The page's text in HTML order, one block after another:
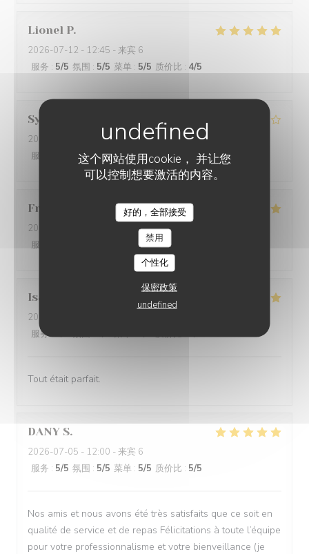
这个网站使用cookie， 并让您
可以控制想要激活的内容。
好的，全部接受
禁用
个性化
保密政策
undefined
Lionel P
2026-07-12 - 12:45 - 来宾 6
服务 : 5/5 氛围 : 5/5 菜单 : 5/5 质价比 : 4/5
Sylvie
2026-07-12
- 12:30 - 来宾 2
服务
氛围:5/5 菜单:4/5 质价比 /5
Françoise
2026-07-12
- 12:00 - 来宾 3
服务
5/5 质价比
Isabelle
2026-07-05
服务:5/5 氛围:5/5 菜单:5/5 质价比:5/5
Tout était parfait.
DANY S
2026-07-05 - 12:00 - 来宾 6
服务 : 5/5 氛围 : 5/5 菜单 : 5/5 质价比 : 5/5
Nos amis et nous avons été très satisfaits que ce soit en
qualité de service et de repas Félicitations à toute l’équipe
pour votre professionnalisme et votre bienveillance (je